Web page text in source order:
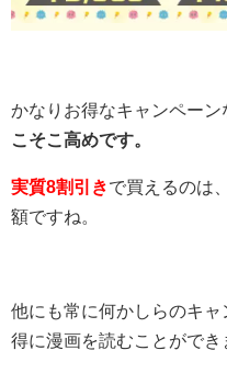
かなりお得なキャンペーン
こそこ高めです。
実質8割引きで買えるのは
額ですね。
他にも常に何かしらのキ
得に漫画を読むことができ